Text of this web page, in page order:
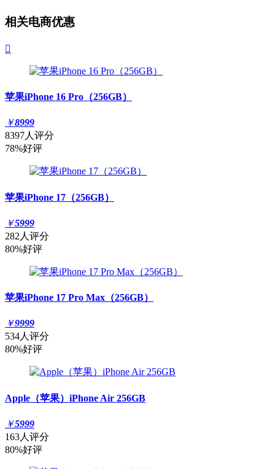
相关电商优惠

苹果iPhone 16 Pro（256GB）
￥8999
8397人评分
78%好评
苹果iPhone 17（256GB）
￥5999
282人评分
80%好评
苹果iPhone 17 Pro Max（256GB）
￥9999
534人评分
80%好评
Apple（苹果）iPhone Air 256GB
￥5999
163人评分
80%好评